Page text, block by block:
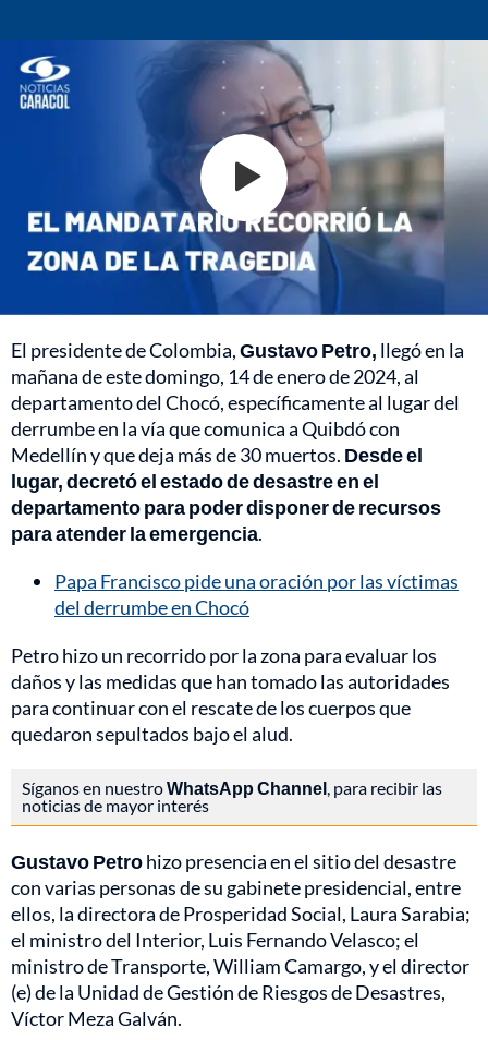
El presidente de Colombia,Gustavo Petro, llegó en la
mañana de este domingo, 14 de enero de 2024, al
departamento del Chocó, específicamente al lugar del
derrumbe en la vía que comunica a Quibdó con
Medellín y que deja más de 30 muertos. Desde el
lugar, decretó el estado de desastre en el
departamento para poder disponer de recursos
para atender la emergencia.
Papa Francisco pide una oración por las víctimas
del derrumbe en Chocó
Petro hizo un recorrido por la zona para evaluar los
daños y las medidas que han tomado las autoridades
para continuar con el rescate de los cuerpos que
quedaron sepultados bajo el alud.
Síganos en nuestroWhatsApp Channel , para recibir las
noticias de mayor interés
Gustavo Petrohizo presencia en el sitio del desastre
con varias personas de su gabinete presidencial, entre
ellos, la directora de Prosperidad Social, Laura Sarabia;
el ministro del Interior, Luis Fernando Velasco; el
ministro de Transporte, William Camargo, y el director
(e) de la Unidad de Gestión de Riesgos de Desastres,
Víctor Meza Galván.